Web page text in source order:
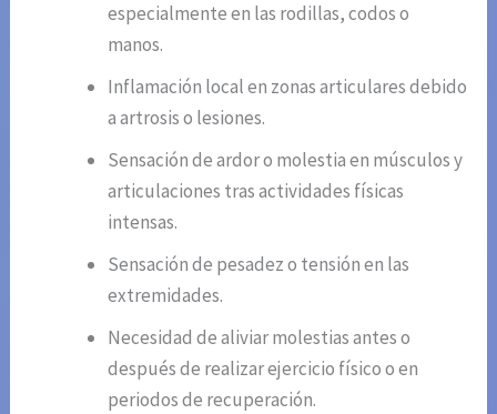
especialmente en las rodillas, codos o
manos.
Inflamación local en zonas articulares debido
a artrosis o lesiones.
Sensación de ardor o molestia en músculos y
articulaciones tras actividades físicas
intensas.
Sensación de pesadez o tensión en las
extremidades.
Necesidad de aliviar molestias antes o
después de realizar ejercicio físico o en
periodos de recuperación.